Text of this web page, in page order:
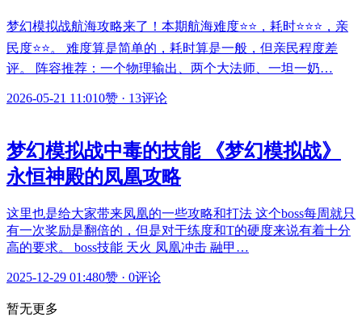
梦幻模拟战航海攻略来了！本期航海难度⭐⭐，耗时⭐⭐⭐，亲
民度⭐⭐。 难度算是简单的，耗时算是一般，但亲民程度差
评。 阵容推荐：一个物理输出、两个大法师、一坦一奶…
2026-05-21 11:010赞 · 13评论
梦幻模拟战中毒的技能 《梦幻模拟战》
永恒神殿的凤凰攻略
这里也是给大家带来凤凰的一些攻略和打法 这个boss每周就只
有一次奖励是翻倍的，但是对于练度和T的硬度来说有着十分
高的要求。 boss技能 天火 凤凰冲击 融甲…
2025-12-29 01:480赞 · 0评论
暂无更多